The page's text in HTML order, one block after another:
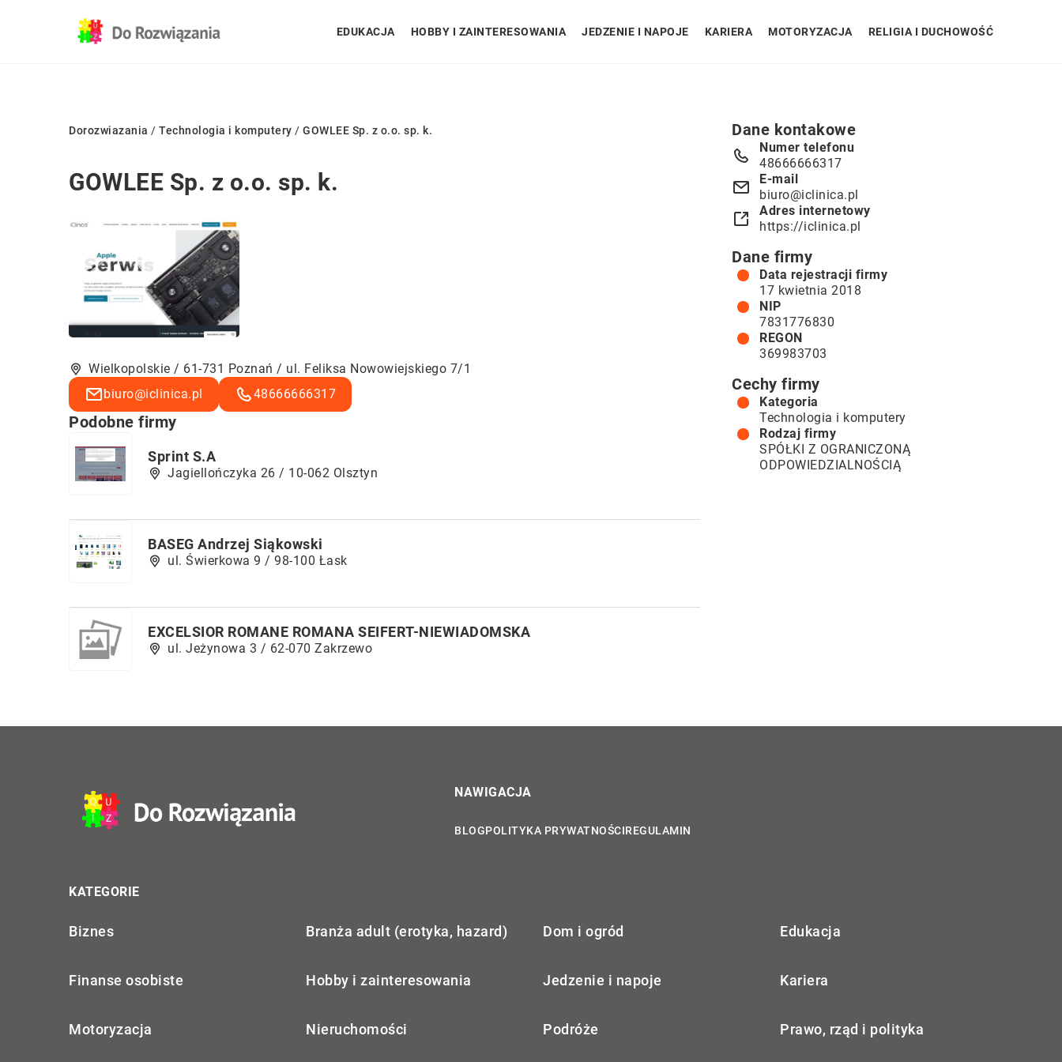
EDUKACJA HOBBY I ZAINTERESOWANIA JEDZENIE I NAPOJE KARIERA MOTORYZACJA RELIGIA I DUCHOWOŚĆ
Dorozwiazania / Technologia i komputery / GOWLEE Sp. z o.o. sp. k.
GOWLEE Sp. z o.o. sp. k.
Wielkopolskie / 61-731 Poznań / ul. Feliksa Nowowiejskiego 7/1
biuro@iclinica.pl
48666666317
Podobne firmy
Sprint S.A
Jagiellończyka 26 / 10-062 Olsztyn
BASEG Andrzej Siąkowski
ul. Świerkowa 9 / 98-100 Łask
EXCELSIOR ROMANE ROMANA SEIFERT-NIEWIADOMSKA
ul. Jeżynowa 3 / 62-070 Zakrzewo
Dane kontakowe
Numer telefonu
48666666317
E-mail
biuro@iclinica.pl
Adres internetowy
https://iclinica.pl
Dane firmy
Data rejestracji firmy
17 kwietnia 2018
NIP
7831776830
REGON
369983703
Cechy firmy
Kategoria
Technologia i komputery
Rodzaj firmy
SPÓŁKI Z OGRANICZONĄ
ODPOWIEDZIALNOŚCIĄ
NAWIGACJA
BLOGPOLITYKA PRYWATNOŚCIREGULAMIN
KATEGORIE
Biznes Branża adult (erotyka, hazard) Dom i ogród Edukacja
Finanse osobiste Hobby i zainteresowania Jedzenie i napoje Kariera
Motoryzacja Nieruchomości Podróże Prawo, rząd i polityka